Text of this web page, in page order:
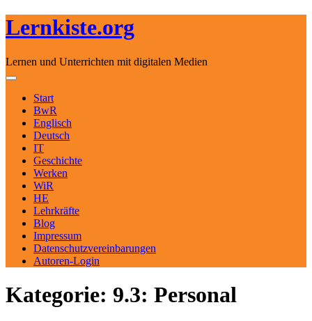
Lernkiste.org
Lernen und Unterrichten mit digitalen Medien
Skip to content
Toggle navigation
Start
BwR
Englisch
Deutsch
IT
Geschichte
Werken
WiR
HE
Lehrkräfte
Blog
Impressum
Datenschutzvereinbarungen
Autoren-Login
Kategorie: 9.3: Personal